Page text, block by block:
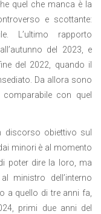
quel che manca è la
e scottante:
L’ultimo rapporto
del 2023, e
del 2022, quando il
Da allora sono
con quel
discorso obiettivo sul
minori è al momento
poter dire la loro, ma
ministro dell’interno
a quello di tre anni fa,
primi due anni del